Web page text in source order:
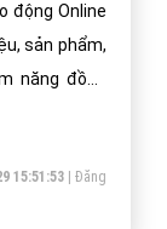
động Online
sản phẩm,
năng đồng
15:51:53|Đăng